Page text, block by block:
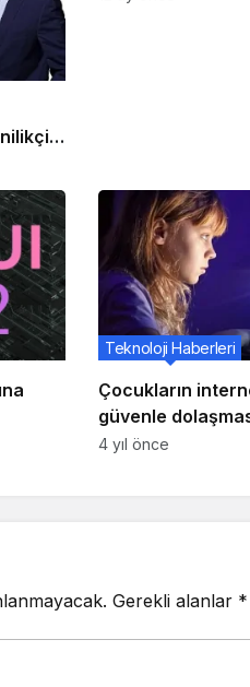
Çocukların
güvenle
yardımcı olacak
Teknoloji Haberleri
4 yıl önce
Gerekli alanlar *